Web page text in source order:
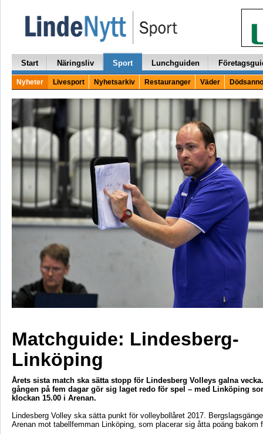
Start Näringsliv Sport Lunchguiden
Nyheter Livesport Nyhetsarkiv Restauranger Väder
Matchguide: Lindesberg-
Linköping
Årets sista match ska sätta stopp för Lindesberg Volleys galna
gången på fem dagar gör sig laget redo för spel – med Linköping
klockan 15.00 i Arenan.
Lindesberg Volley ska sätta punkt för volleybollåret 2017.
Arenan mot tabellfemman Linköping, som placerar sig åtta poäng bakom